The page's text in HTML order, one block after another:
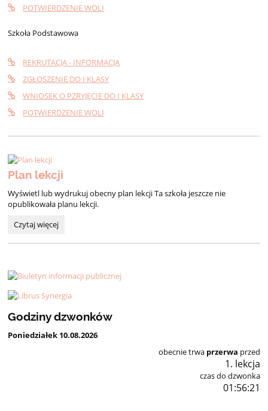
POTWIERDZENIE WOLI
Szkoła Podstawowa
REKRUTACJA - INFORMACJA
ZGŁOSZENIE DO I KLASY
WNIOSEK O PZRYJĘCIE DO I KLASY
POTWIERDZENIE WOLI
Plan lekcji
Wyświetl lub wydrukuj obecny plan lekcji Ta szkoła jeszcze nie
opublikowała planu lekcji.
Plan
Czytaj więcej
Godziny dzwonków
Poniedziałek 10.08.2026
obecnie trwa przerwa przed
1. lekcja
czas do dzwonka
01:56:20